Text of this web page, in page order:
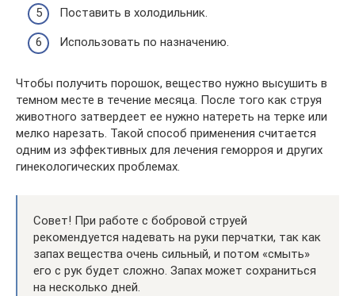
Поставить в холодильник.
Использовать по назначению.
Чтобы получить порошок, вещество нужно высушить в
темном месте в течение месяца. После того как струя
животного затвердеет ее нужно натереть на терке или
мелко нарезать. Такой способ применения считается
одним из эффективных для лечения геморроя и других
гинекологических проблемах.
Совет! При работе с бобровой струей
рекомендуется надевать на руки перчатки, так как
запах вещества очень сильный, и потом «смыть»
его с рук будет сложно. Запах может сохраниться
на несколько дней.